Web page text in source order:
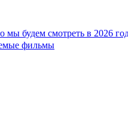
мы будем смотреть в 2026
фильмы